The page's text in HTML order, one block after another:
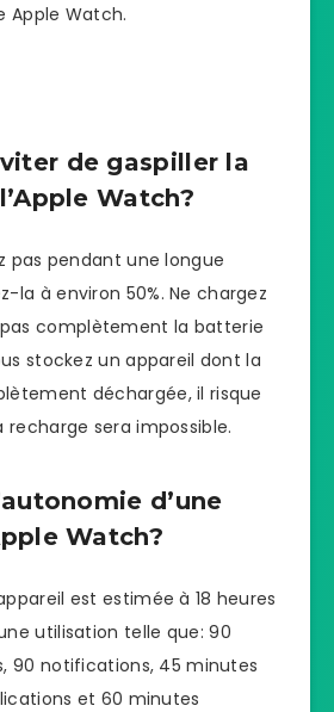
Apple Watch.
de gaspiller la
Watch?
pas pendant une longue
la à environ 50%. Ne chargez
complètement la batterie
stockez un appareil dont la
déchargée, il risque
recharge sera impossible.
d’une
Watch?
est estimée à 18 heures
utilisation telle que: 90
90 notifications, 45 minutes
et 60 minutes